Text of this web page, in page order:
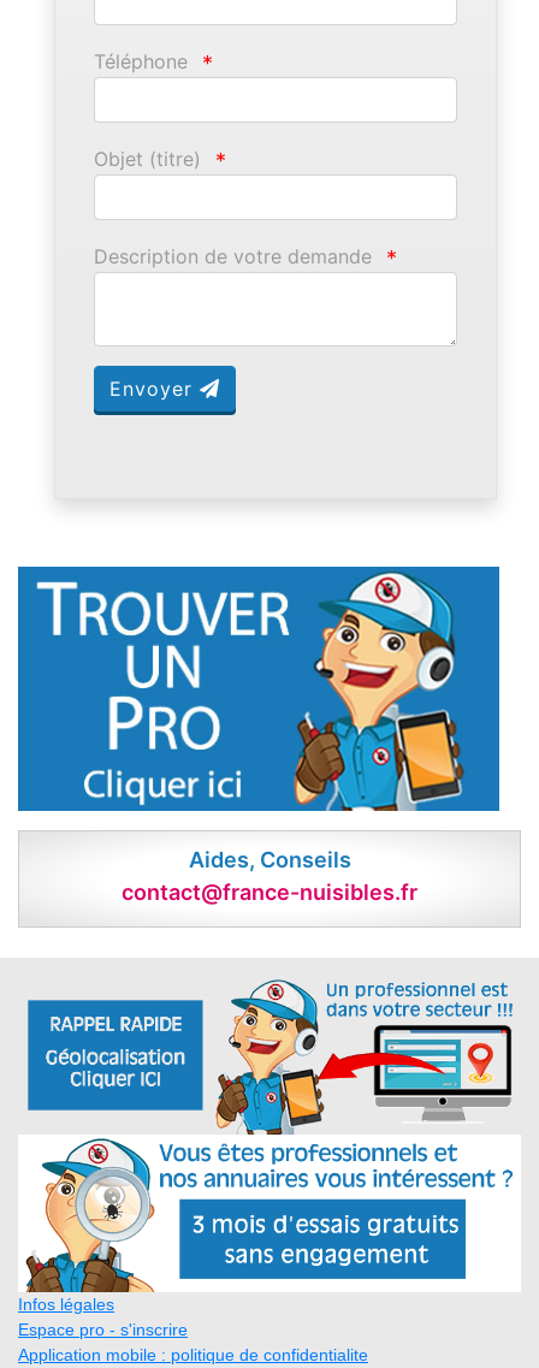
Téléphone *
Objet (titre) *
Description de votre demande *
Envoyer
Aides, Conseils
contact@france-nuisibles.fr
Infos légales
Espace pro - s'inscrire
Application mobile : politique de confidentialite